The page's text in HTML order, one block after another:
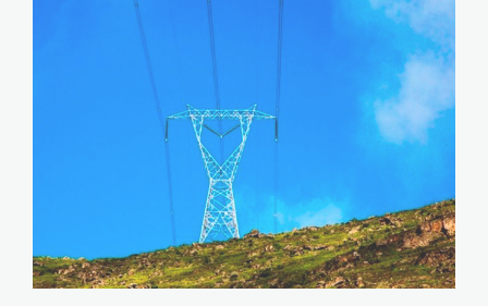
torre eléctrica –
Senace